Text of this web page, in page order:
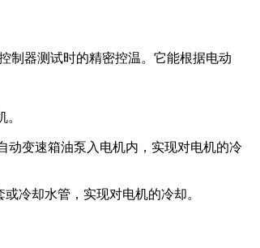
制器测试时的精密控温。它能根据电动
动变速箱油泵入电机内，实现对电机的冷
冷却水管，实现对电机的冷却。